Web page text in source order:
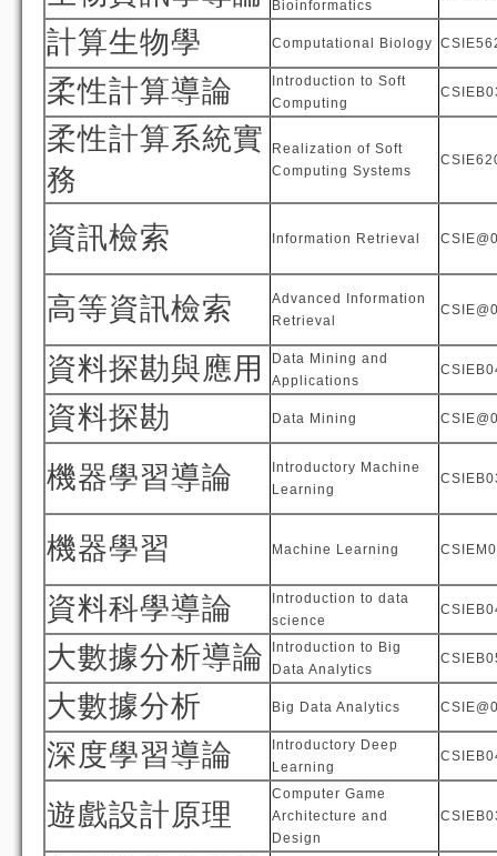
Bioinformatics
計算生物學 Computational Biology
柔性計算導論
Introduction to Soft
Computing
柔性計算系統實
務
Realization of Soft
Computing Systems
資訊檢索 Information Retrieval
高等資訊檢索
Advanced Information
Retrieval
資料探勘與應用
Data Mining and
Applications
資料探勘 Data Mining
機器學習導論
Introductory Machine
Learning
機器學習 Machine Learning
資料科學導論
Introduction to data
science
大數據分析導論
Introduction to Big
Data Analytics
大數據分析 Big Data Analytics
深度學習導論
Introductory Deep
Learning
遊戲設計原理
Computer Game
Architecture and
Design